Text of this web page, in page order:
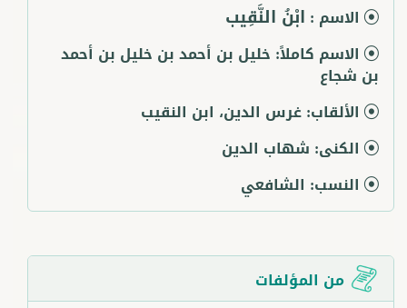
الاسم : ابْنُ النَّقِيب
الاسم كاملاً: خليل بن أحمد بن خليل بن أحمد
بن شجاع
الألقاب:غرس الدين، ابن النقيب
الكنى: شهاب الدين
النسب: الشافعي
من المؤلفات